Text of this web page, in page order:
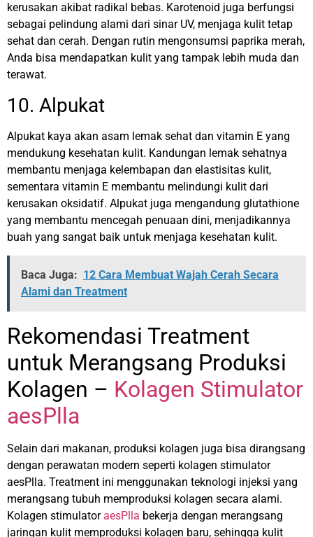
kerusakan akibat radikal bebas. Karotenoid juga berfungsi
sebagai pelindung alami dari sinar UV, menjaga kulit tetap
sehat dan cerah. Dengan rutin mengonsumsi paprika merah,
Anda bisa mendapatkan kulit yang tampak lebih muda dan
terawat.
10. Alpukat
Alpukat kaya akan asam lemak sehat dan vitamin E yang
mendukung kesehatan kulit. Kandungan lemak sehatnya
membantu menjaga kelembapan dan elastisitas kulit,
sementara vitamin E membantu melindungi kulit dari
kerusakan oksidatif. Alpukat juga mengandung glutathione
yang membantu mencegah penuaan dini, menjadikannya
buah yang sangat baik untuk menjaga kesehatan kulit.
Baca Juga: 12 Cara Membuat Wajah Cerah Secara
Alami dan Treatment
Rekomendasi Treatment
untuk Merangsang Produksi
Kolagen – Kolagen Stimulator
aesPlla
Selain dari makanan, produksi kolagen juga bisa dirangsang
dengan perawatan modern seperti kolagen stimulator
aesPlla. Treatment ini menggunakan teknologi injeksi yang
merangsang tubuh memproduksi kolagen secara alami.
Kolagen stimulator aesPlla bekerja dengan merangsang
jaringan kulit memproduksi kolagen baru, sehingga kulit